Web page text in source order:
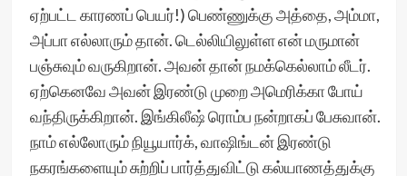
ஏற்பட்ட காரணப் பெயர்!) பெண்ணுக்கு அத்தை, அம்மா,
அப்பா எல்லாரும் தான். டெல்லியிலுள்ள என் மருமான்
பஞ்சுவும் வருகிறான். அவன் தான் நமக்கெல்லாம் லீடர்.
ஏற்கெனவே அவன் இரண்டு முறை அமெரிக்கா போய்
வந்திருக்கிறான். இங்கிலீஷ் ரொம்ப நன்றாகப் பேசுவான்.
நாம் எல்லோரும் நியூயார்க், வாஷிங்டன் இரண்டு
நகரங்களையும் சுற்றிப் பார்த்துவிட்டு கல்யாணத்துக்கு